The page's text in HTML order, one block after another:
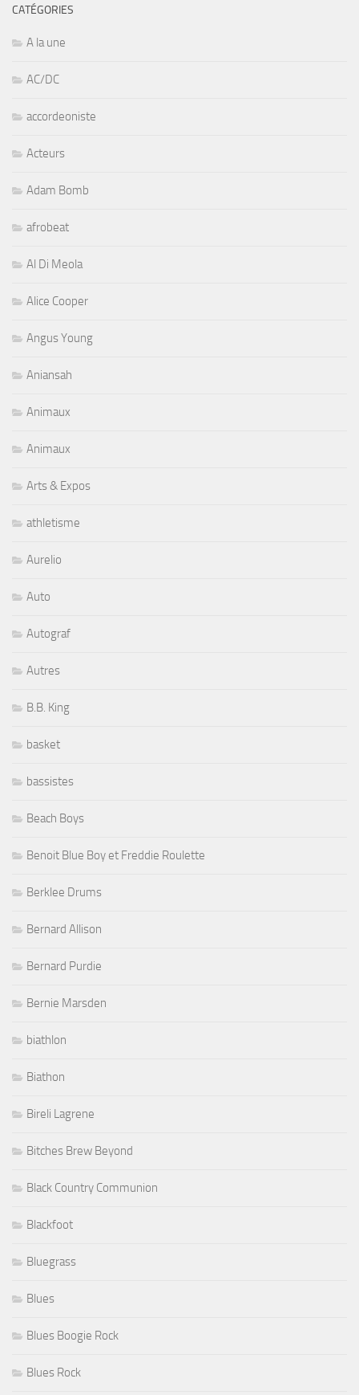
CATÉGORIES
A la une
AC/DC
accordeoniste
Acteurs
Adam Bomb
afrobeat
Al Di Meola
Alice Cooper
Angus Young
Aniansah
Animaux
Animaux
Arts & Expos
athletisme
Aurelio
Auto
Autograf
Autres
B.B. King
basket
bassistes
Beach Boys
Benoit Blue Boy et Freddie Roulette
Berklee Drums
Bernard Allison
Bernard Purdie
Bernie Marsden
biathlon
Biathon
Bireli Lagrene
Bitches Brew Beyond
Black Country Communion
Blackfoot
Bluegrass
Blues
Blues Boogie Rock
Blues Rock